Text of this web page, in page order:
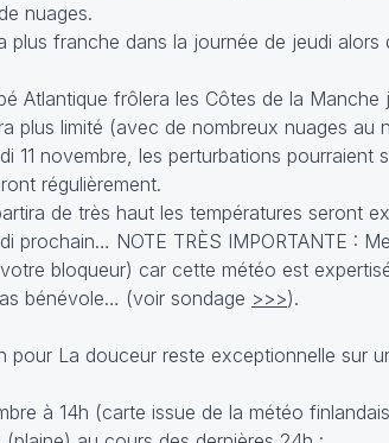
nuages.
plus franche dans la journée de jeudi
Atlantique frôlera les Côtes de la Manche
plus limité (avec de nombreux nuages
11 novembre, les perturbations pourraient
régulièrement.
de très haut les températures seront
prochain… NOTE TRÈS IMPORTANTE :
bloqueur) car cette météo est
bénévole… (voir sondage >>>).
à 14h (carte issue de la météo